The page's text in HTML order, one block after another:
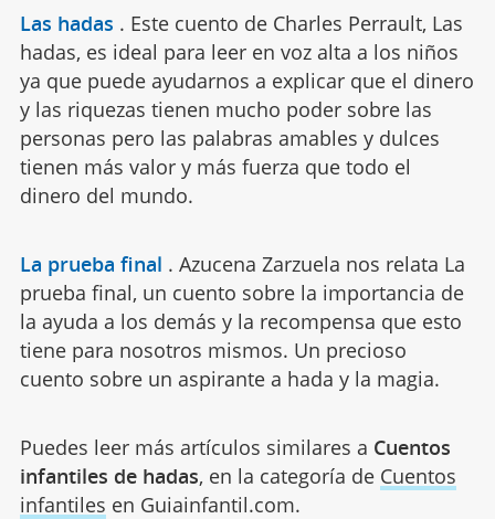
Las hadas . Este cuento de Charles Perrault, Las
hadas, es ideal para leer en voz alta a los niños
ya que puede ayudarnos a explicar que el dinero
y las riquezas tienen mucho poder sobre las
personas pero las palabras amables y dulces
tienen más valor y más fuerza que todo el
dinero del mundo.
La prueba final . Azucena Zarzuela nos relata La
prueba final, un cuento sobre la importancia de
la ayuda a los demás y la recompensa que esto
tiene para nosotros mismos. Un precioso
cuento sobre un aspirante a hada y la magia.
Puedes leer más artículos similares a Cuentos
infantiles de hadas, en la categoría de Cuentos
infantiles en Guiainfantil.com.